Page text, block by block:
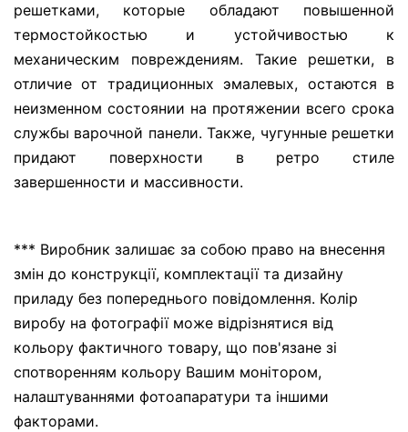
решетками, которые обладают повышенной
термостойкостью и устойчивостью к
механическим повреждениям. Такие решетки, в
отличие от традиционных эмалевых, остаются в
неизменном состоянии на протяжении всего срока
службы варочной панели. Также, чугунные решетки
придают поверхности в ретро стиле
завершенности и массивности.
*** Виробник залишає за собою право на внесення
змін до конструкції, комплектації та дизайну
приладу без попереднього повідомлення. Колір
виробу на фотографії може відрізнятися від
кольору фактичного товару, що пов'язане зі
спотворенням кольору Вашим монітором,
налаштуваннями фотоапаратури та іншими
факторами.